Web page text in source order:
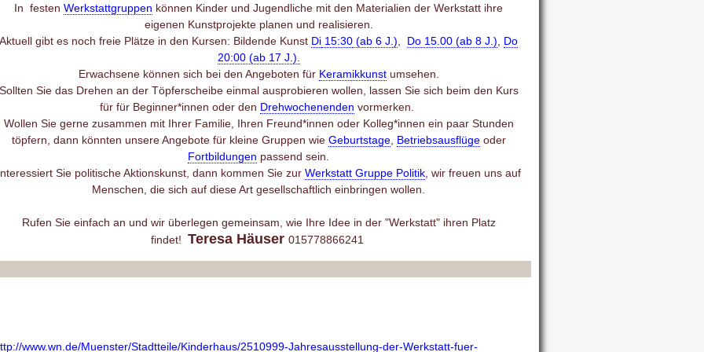
In festen Werkstattgruppen können Kinder und Jugendliche mit den Materialien der Werkstatt ihre
eigenen Kunstprojekte planen und realisieren.
Aktuell gibt es noch freie Plätze in den Kursen: Bildende Kunst Di 15:30 (ab 6 J.), Do 15.00 (ab 8 J.), Do
20:00 (ab 17 J.).
Erwachsene können sich bei den Angeboten für Keramikkunstumsehen.
Sie das Drehen an der Töpferscheibe einmal ausprobieren wollen, lassen Sie sich beim den Kurs
für für Beginner*innen oder den Drehwochenenden vormerken.
Wollen Sie gerne zusammen mit Ihrer Familie, Ihren Freund*innen oder Kolleg*innen ein paar Stunden
töpfern, dann könnten unsere Angebote für kleine Gruppen wie Geburtstage, Betriebsausflügeoder
Fortbildungen passend sein.
Sie politische Aktionskunst, dann kommen Sie zur Werkstatt Gruppe Politik, wir freuen uns auf
Menschen, die sich auf diese Art gesellschaftlich einbringen wollen.
Rufen Sie einfach an und wir überlegen gemeinsam, wie Ihre Idee in der "Werkstatt" ihren Platz
findet! Teresa Häuser 015778866241
www.wn.de/Muenster/Stadtteile/Kinderhaus/2510999-Jahresausstellung-der-Werkstatt-fuer-